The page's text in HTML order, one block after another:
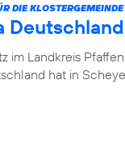
DIE KLOSTERGEMEINDE
im Landkreis
hat in